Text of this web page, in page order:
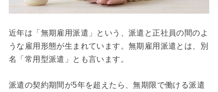
近年は「無期雇用派遣」という、派遣と正社員の間のよ
うな雇用形態が生まれています。無期雇用派遣とは、別
名「常用型派遣」とも言います。
派遣の契約期間が5年を超えたら、無期限で働ける派遣